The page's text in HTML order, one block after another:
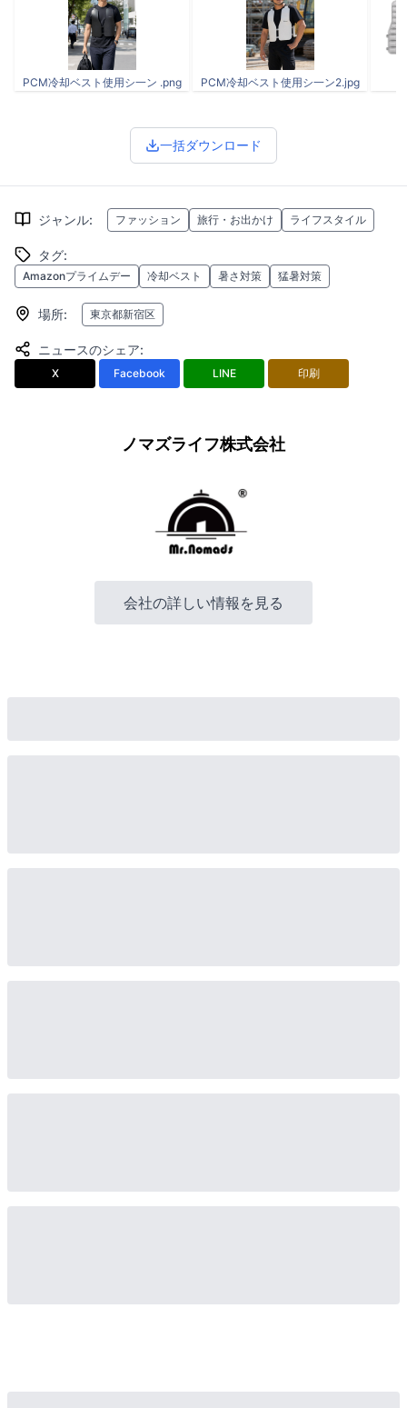
PCM冷却ベスト使用シ一ン .png PCM冷却ベスト使用シ一ン2.jpg
一括ダウンロード
ジャンル: ファッション 旅行・お出かけ ライフスタイル
タグ:
Amazonプライムデー 冷却ベスト 暑さ対策 猛暑対策
場所: 東京都新宿区
ニュースのシェア:
X Facebook LINE 印刷
ノマズライフ株式会社
会社の詳しい情報を見る